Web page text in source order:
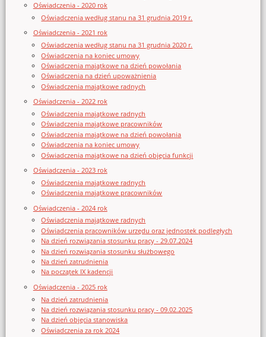
Oświadczenia - 2020 rok
Oświadczenia według stanu na 31 grudnia 2019 r.
Oświadczenia - 2021 rok
Oświadczenia według stanu na 31 grudnia 2020 r.
Oświadczenia na koniec umowy
Oświadczenia majątkowe na dzień powołania
Oświadczenia na dzień upoważnienia
Oświadczenia majątkowe radnych
Oświadczenia - 2022 rok
Oświadczenia majątkowe radnych
Oświadczenia majątkowe pracowników
Oświadczenia majątkowe na dzień powołania
Oświadczenia na koniec umowy
Oświadczenia majątkowe na dzień objęcia funkcji
Oświadczenia - 2023 rok
Oświadczenia majątkowe radnych
Oświadczenia majątkowe pracowników
Oświadczenia - 2024 rok
Oświadczenia majątkowe radnych
Oświadczenia pracowników urzędu oraz jednostek podległych
Na dzień rozwiązania stosunku pracy - 29.07.2024
Na dzień rozwiązania stosunku służbowego
Na dzień zatrudnienia
Na początek IX kadencji
Oświadczenia - 2025 rok
Na dzień zatrudnienia
Na dzień rozwiązania stosunku pracy - 09.02.2025
Na dzień objęcia stanowiska
Oświadczenia za rok 2024